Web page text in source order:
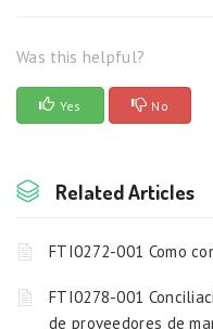
Was this helpful?
Yes No
Related Articles
FTI0272-001 Como
FTI0278-001
de proveedores de